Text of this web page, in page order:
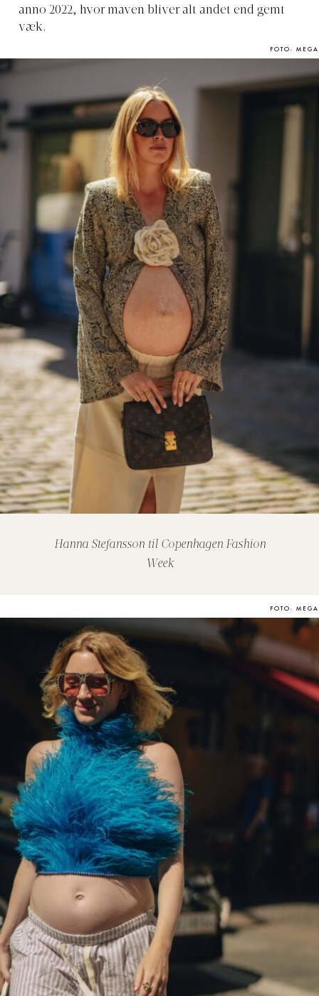
anno 2022, hvor maven bliver alt andet end gemt
væk.
FOTO: MEGA
Hanna Stefansson til Copenhagen Fashion
Week
FOTO: MEGA